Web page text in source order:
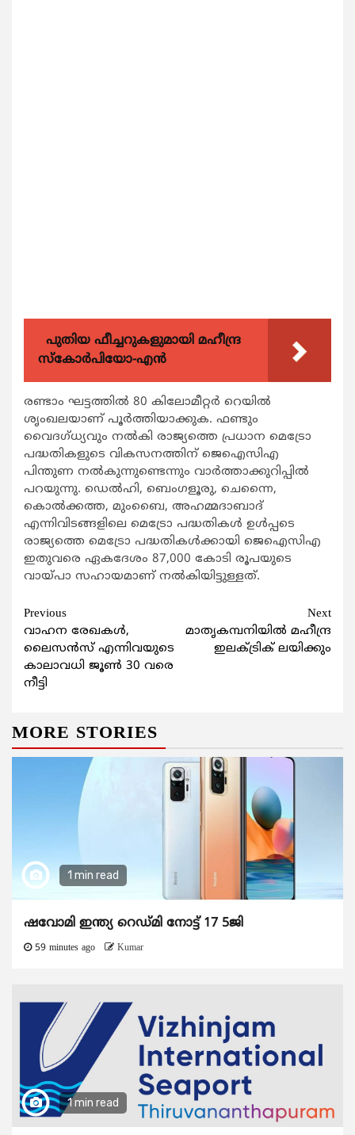
പുതിയ ഫീച്ചറുകളുമായി മഹീന്ദ്ര
സ്കോർപിയോ-എൻ
രണ്ടാം ഘട്ടത്തില്‍ 80 കിലോമീറ്റര്‍ റെയില്‍
ശൃംഖലയാണ് പൂര്‍ത്തിയാക്കുക. ഫണ്ടും
വൈദഗ്ധ്യവും നല്‍കി രാജ്യത്തെ പ്രധാന മെട്രോ
പദ്ധതികളുടെ വികസനത്തിന് ജെഐസിഎ
പിന്തുണ നല്‍കുന്നുണ്ടെന്നും വാര്‍ത്താക്കുറിപ്പില്‍
പറയുന്നു. ഡെല്‍ഹി, ബെംഗളൂരു, ചെന്നൈ,
കൊല്‍ക്കത്ത, മുംബൈ, അഹമ്മദാബാദ്
എന്നിവിടങ്ങളിലെ മെട്രോ പദ്ധതികള്‍ ഉള്‍പ്പടെ
രാജ്യത്തെ മെട്രോ പദ്ധതികള്‍ക്കായി ജെഐസിഎ
ഇതുവരെ ഏകദേശം 87,000 കോടി രൂപയുടെ
വായ്പാ സഹായമാണ് നല്‍കിയിട്ടുള്ളത്.
Continue
Reading
Previous
വാഹന രേഖകള്‍,
ലൈസന്‍സ് എന്നിവയുടെ
കാലാവധി ജൂണ്‍ 30 വരെ
നീട്ടി
Next
മാതൃകമ്പനിയില്‍ മഹീന്ദ്ര
ഇലക്ട്രിക് ലയിക്കും
MORE STORIES
1 min read
ഷവോമി ഇന്ത്യ റെഡ്മി നോട്ട് 17 5ജി
59 minutes ago Kumar
1 min read